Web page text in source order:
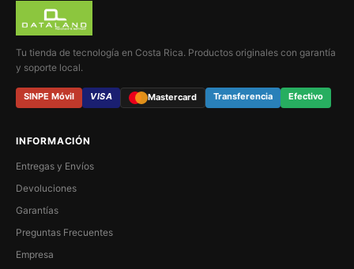
Tu tienda de tecnología en Costa Rica. Productos originales con garantía
y soporte local.
SINPE Móvil VISA Mastercard Transferencia Efectivo
INFORMACIÓN
Entregas y Envíos
Devoluciones
Garantías
Preguntas Frecuentes
Empresa